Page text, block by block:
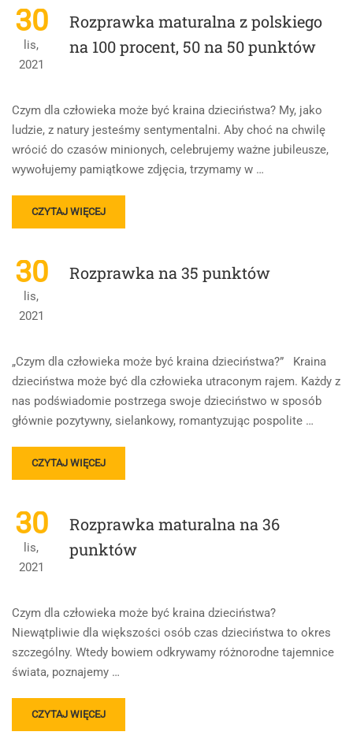
ROZSTRZYGNIĘCIE
KONKURSU
ROZPRAWKĘ.
EDYCJA
30
lis,
2021
Rozprawka maturalna z polskiego
na 100 procent, 50 na 50 punktów
Czym dla człowieka może być kraina dzieciństwa? My, jako
ludzie, z natury jesteśmy sentymentalni. Aby choć na chwilę
wrócić do czasów minionych, celebrujemy ważne jubileusze,
wywołujemy pamiątkowe zdjęcia, trzymamy w …
READ
MORE
ROZPRAWKA
MATURALNA
POLSKIEGO
NA
50
NA
50
PUNKTÓW
CZYTAJ WIĘCEJ
30
lis,
2021
Rozprawka na 35 punktów
„Czym dla człowieka może być kraina dzieciństwa?” Kraina
dzieciństwa może być dla człowieka utraconym rajem. Każdy z
nas podświadomie postrzega swoje dzieciństwo w sposób
głównie pozytywny, sielankowy, romantyzując pospolite …
READ
MORE
ROZPRAWKA
NA
PUNKTÓW
CZYTAJ WIĘCEJ
30
lis,
2021
Rozprawka maturalna na 36
punktów
Czym dla człowieka może być kraina dzieciństwa?
Niewątpliwie dla większości osób czas dzieciństwa to okres
szczególny. Wtedy bowiem odkrywamy różnorodne tajemnice
świata, poznajemy …
READ
MORE
CZYTAJ WIĘCEJ